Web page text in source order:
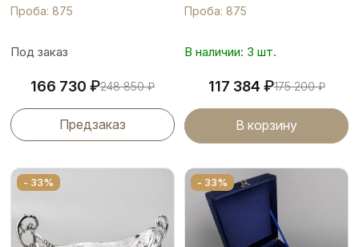
Проба: 875
Под заказ
166 730 ₽248 850₽
Предзаказ
Проба: 875
В наличии: 3 шт.
117 384 ₽175 200₽
В корзину
- 33% - 33%